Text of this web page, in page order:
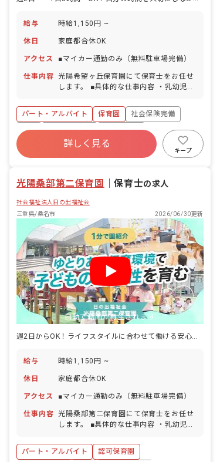
給与 時給1,150円 ~
休日 家庭都合休OK
アクセス ■マイカー通勤のみ（無料駐車場完備）
仕事内容
光陽希望ヶ丘保育園にて保育士をお任せ
します。 ■具体的な仕事内容 ・乳幼児保
パート・アルバイト
保育園
社会保険完備
有給
福利厚生充実
退職金制度
昇給昇進あり
産休育休制度
詳しく見る
キープ
光陽桑部第二保育園 ｜保育士の求人
社会福祉法人日の出福祉会
三重県/桑名市
2026/06/30更新
自動で動画が再生されます
給与 時給1,150円 ~
休日 家庭都合休OK
アクセス ■マイカー通勤のみ（無料駐車場完備）
仕事内容
光陽桑部第二保育園にて保育士をお任せ
します。 ■具体的な仕事内容 ・乳幼児保
パート・アルバイト
認可保育園